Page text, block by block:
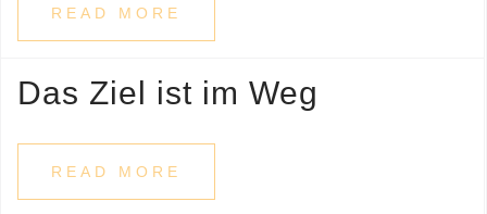
READ MORE
Das Ziel ist im Weg
READ MORE